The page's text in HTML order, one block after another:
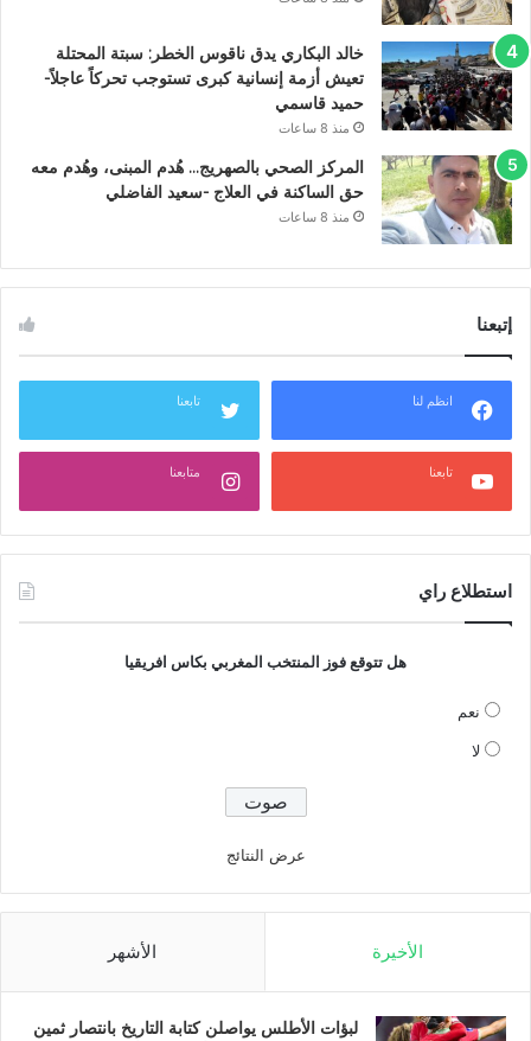
خالد البكاري يدق ناقوس الخطر: سبتة المحتلة
تعيش أزمة إنسانية كبرى تستوجب تحركاً عاجلاً-
حميد قاسمي
منذ 8 ساعات
المركز الصحي بالصهريج… هُدم المبنى، وهُدم معه
حق الساكنة في العلاج -سعيد الفاضلي
منذ 8 ساعات
إتبعنا
انظم لنا تابعنا
تابعنا متابعنا
استطلاع راي
هل تتوقع فوز المنتخب المغربي بكاس افريقيا
نعم
لا
عرض النتائج
الأخيرة الأشهر
لبؤات الأطلس يواصلن كتابة التاريخ بانتصار ثمين